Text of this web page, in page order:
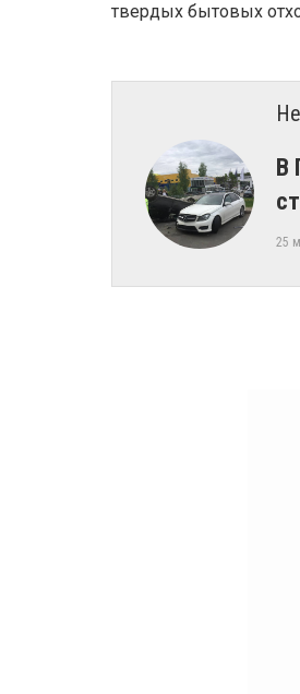
твердых бытовых
В
25